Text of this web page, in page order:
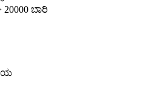
ಬಾರಿ